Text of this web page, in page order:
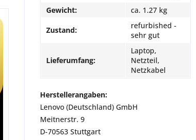
Gewicht:
ca. 1.27 kg
Zustand:
refurbished -
sehr gut
Lieferumfang:
Laptop,
Netzteil,
Netzkabel
Herstellerangaben:
Lenovo (Deutschland) GmbH
Meitnerstr. 9
D-70563 Stuttgart